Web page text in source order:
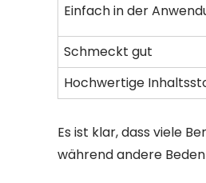
Einfach in der
Schmeckt gut
Hochwertige
Es ist klar, dass viele
während andere